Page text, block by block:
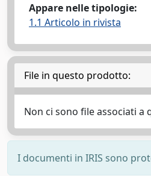
Appare nelle tipologie:
1.1 Articolo in rivista
File in questo prodotto:
Non ci sono file associati a
I documenti in IRIS sono